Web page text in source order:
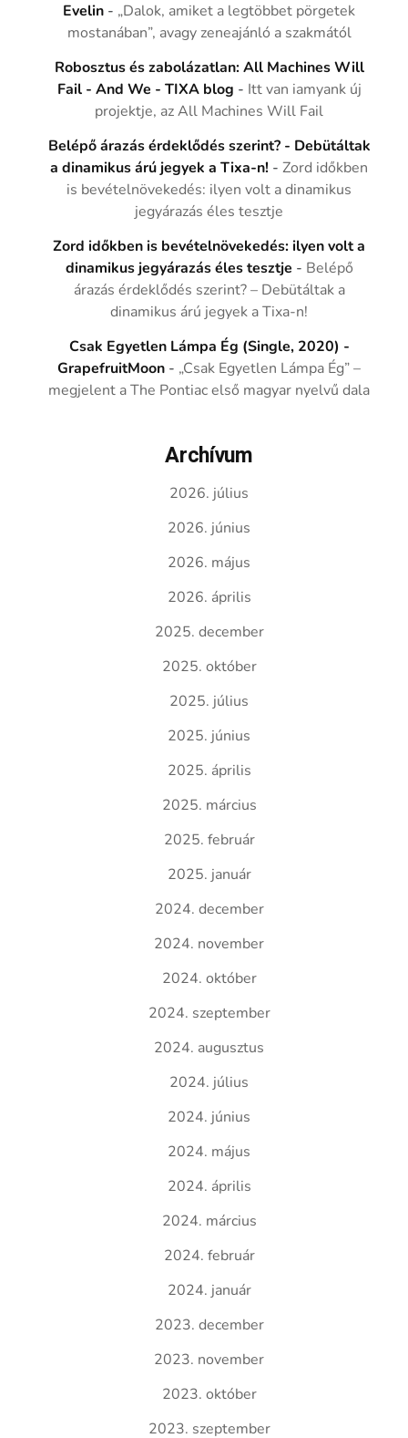
Evelin - „Dalok, amiket a legtöbbet pörgetek
mostanában”, avagy zeneajánló a szakmától
Robosztus és zabolázatlan: All Machines Will
Fail - And We - TIXA blog - Itt van iamyank új
projektje, az All Machines Will Fail
Belépő árazás érdeklődés szerint? - Debütáltak
a dinamikus árú jegyek a Tixa-n! -Zord időkben
is bevételnövekedés: ilyen volt a dinamikus
jegyárazás éles tesztje
Zord időkben is bevételnövekedés: ilyen volt a
dinamikus jegyárazás éles tesztje - Belépő
árazás érdeklődés szerint? – Debütáltak a
dinamikus árú jegyek a Tixa-n!
Csak Egyetlen Lámpa Ég (Single, 2020) -
GrapefruitMoon - „Csak Egyetlen Lámpa Ég” –
megjelent a The Pontiac első magyar nyelvű dala
Archívum
2026. július
2026. június
2026. május
2026. április
2025. december
2025. október
2025. július
2025. június
2025. április
2025. március
2025. február
2025. január
2024. december
2024. november
2024. október
2024. szeptember
2024. augusztus
2024. július
2024. június
2024. május
2024. április
2024. március
2024. február
2024. január
2023. december
2023. november
2023. október
2023. szeptember